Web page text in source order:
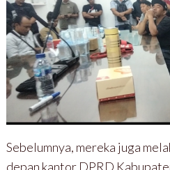
Sebelumnya, mereka juga
depan kantor DPRD